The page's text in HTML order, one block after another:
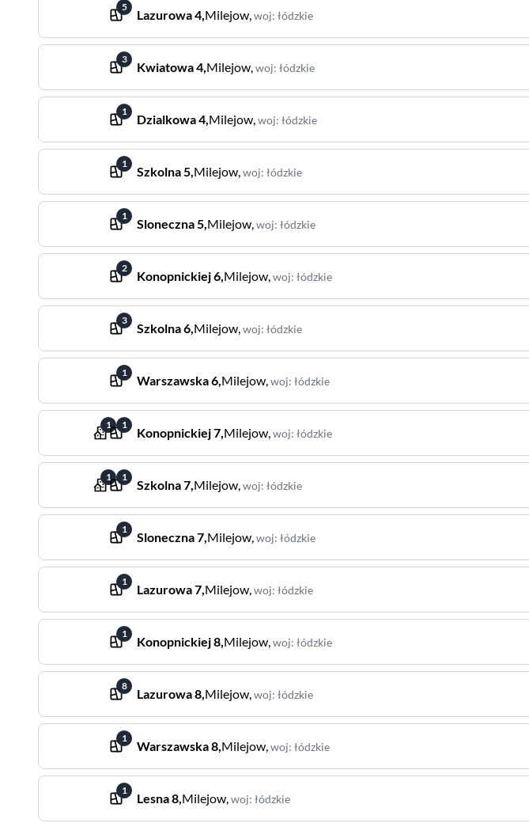
5
Lazurowa4,Milejow,woj: łódzkie
3
Kwiatowa4,Milejow,woj: łódzkie
1
Dzialkowa4,Milejow,woj: łódzkie
1
Szkolna5,Milejow,woj: łódzkie
1
Sloneczna5,Milejow,woj: łódzkie
2
Konopnickiej6,Milejow,woj: łódzkie
3
Szkolna6,Milejow,woj: łódzkie
1
Warszawska6,Milejow,woj: łódzkie
1 1
Konopnickiej7,Milejow,woj: łódzkie
1 1
Szkolna7,Milejow,woj: łódzkie
1
Sloneczna7,Milejow,woj: łódzkie
1
Lazurowa7,Milejow,woj: łódzkie
1
Konopnickiej8,Milejow,woj: łódzkie
8
Lazurowa8,Milejow,woj: łódzkie
1
Warszawska8,Milejow,woj: łódzkie
1
Lesna8,Milejow,woj: łódzkie